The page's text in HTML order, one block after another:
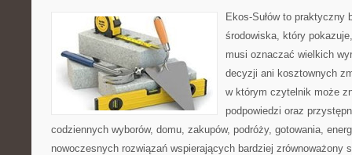
Ekos-Sułów to praktyczny
środowiska, który
musi oznaczać wielkich
decyzji ani kosztownych
w którym czytelnik może
podpowiedzi oraz
codziennych wyborów, domu, zakupów, podróży, gotowania,
nowoczesnych rozwiązań wspierających bardziej zrównoważony